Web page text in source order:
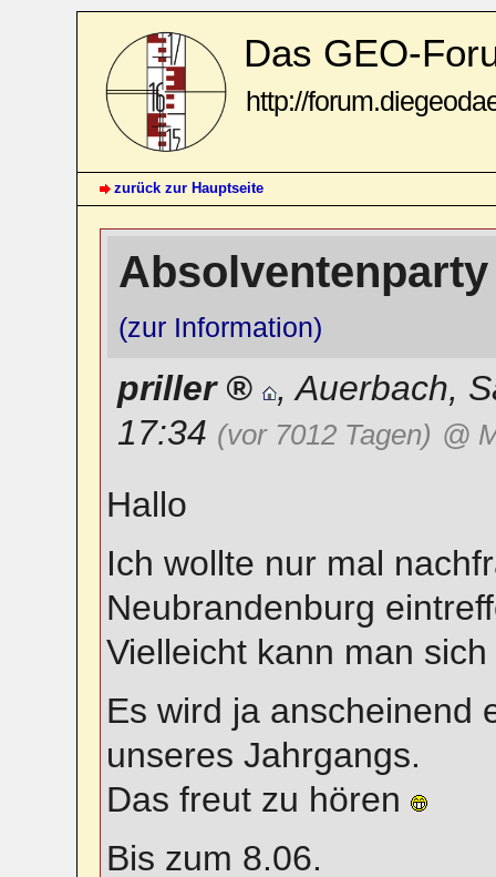
Das GEO-
http://
zurück zur Hauptseite
(zur Information)
priller ,Auerbach,
17:34 (vor 7012 Tagen) @
Hallo
Ich wollte nur mal
Neubrandenburg
Vielleicht kann man
Es wird ja anscheinend
unseres Jahrgangs.
Das freut zu hören
Bis zum 8.06.